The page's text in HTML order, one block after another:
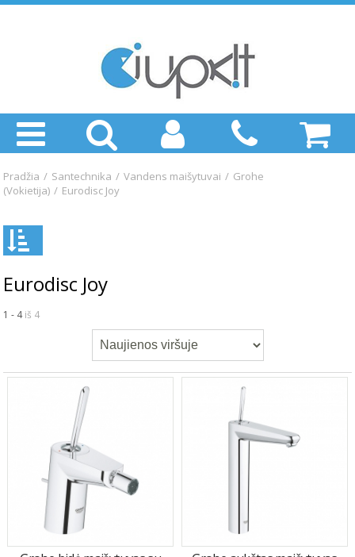
Pradžia / Santechnika / Vandens maišytuvai / Grohe
(Vokietija) / Eurodisc Joy
Eurodisc Joy
1 - 4 iš 4